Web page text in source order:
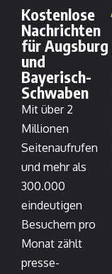
Kostenlose
Nachrichten
für Augsburg
und
Bayerisch-
Schwaben
Mit über 2
Millionen
Seitenaufrufen
und mehr als
300.000
eindeutigen
Besuchern pro
Monat zählt
presse-